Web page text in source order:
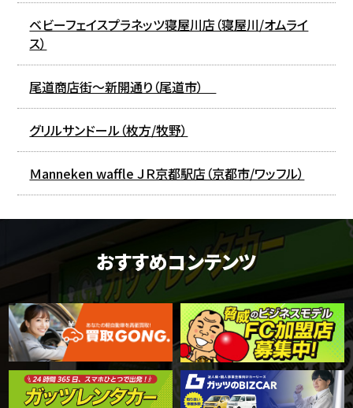
ベビーフェイスプラネッツ寝屋川店（寝屋川/オムライ
ス）
尾道商店街～新開通り（尾道市）
グリルサンドール（枚方/牧野）
Ｍanneken waffle ＪＲ京都駅店（京都市/ワッフル）
おすすめコンテンツ